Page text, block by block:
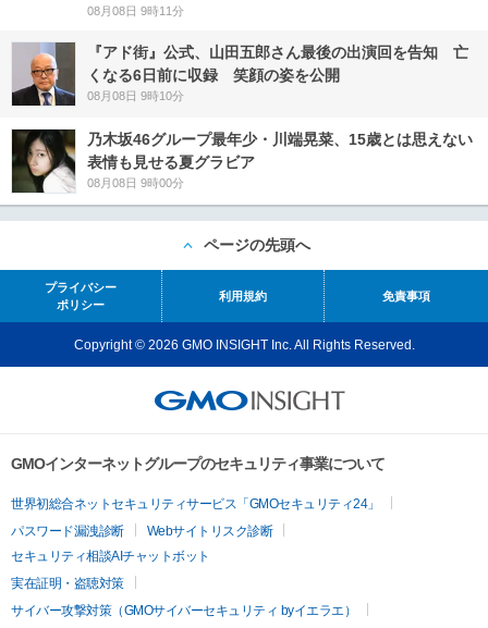
08月08日 9時11分
『アド街』公式、山田五郎さん最後の出演回を告知 亡
くなる6日前に収録 笑顔の姿を公開
08月08日 9時10分
乃木坂46グループ最年少・川端晃菜、15歳とは思えない
表情も見せる夏グラビア
08月08日 9時00分
ページの先頭へ
プライバシー
ポリシー
利用規約 免責事項
Copyright © 2026 GMO INSIGHT Inc. All Rights Reserved.
GMOインターネットグループのセキュリティ事業について
世界初総合ネットセキュリティサービス「GMOセキュリティ24」
パスワード漏洩診断
Webサイトリスク診断
セキュリティ相談AIチャットボット
実在証明・盗聴対策
サイバー攻撃対策（GMOサイバーセキュリティ byイエラエ）